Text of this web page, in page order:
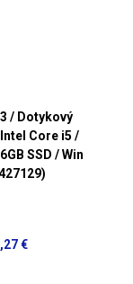
/ Dotykový
Core i5 /
SSD / Win
€